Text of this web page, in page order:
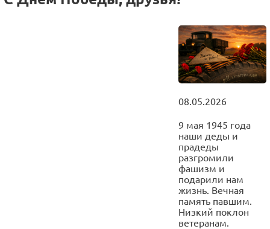
08.05.2026
9 мая 1945 года
наши деды и
прадеды
разгромили
фашизм и
подарили нам
жизнь. Вечная
память павшим.
Низкий поклон
ветеранам.